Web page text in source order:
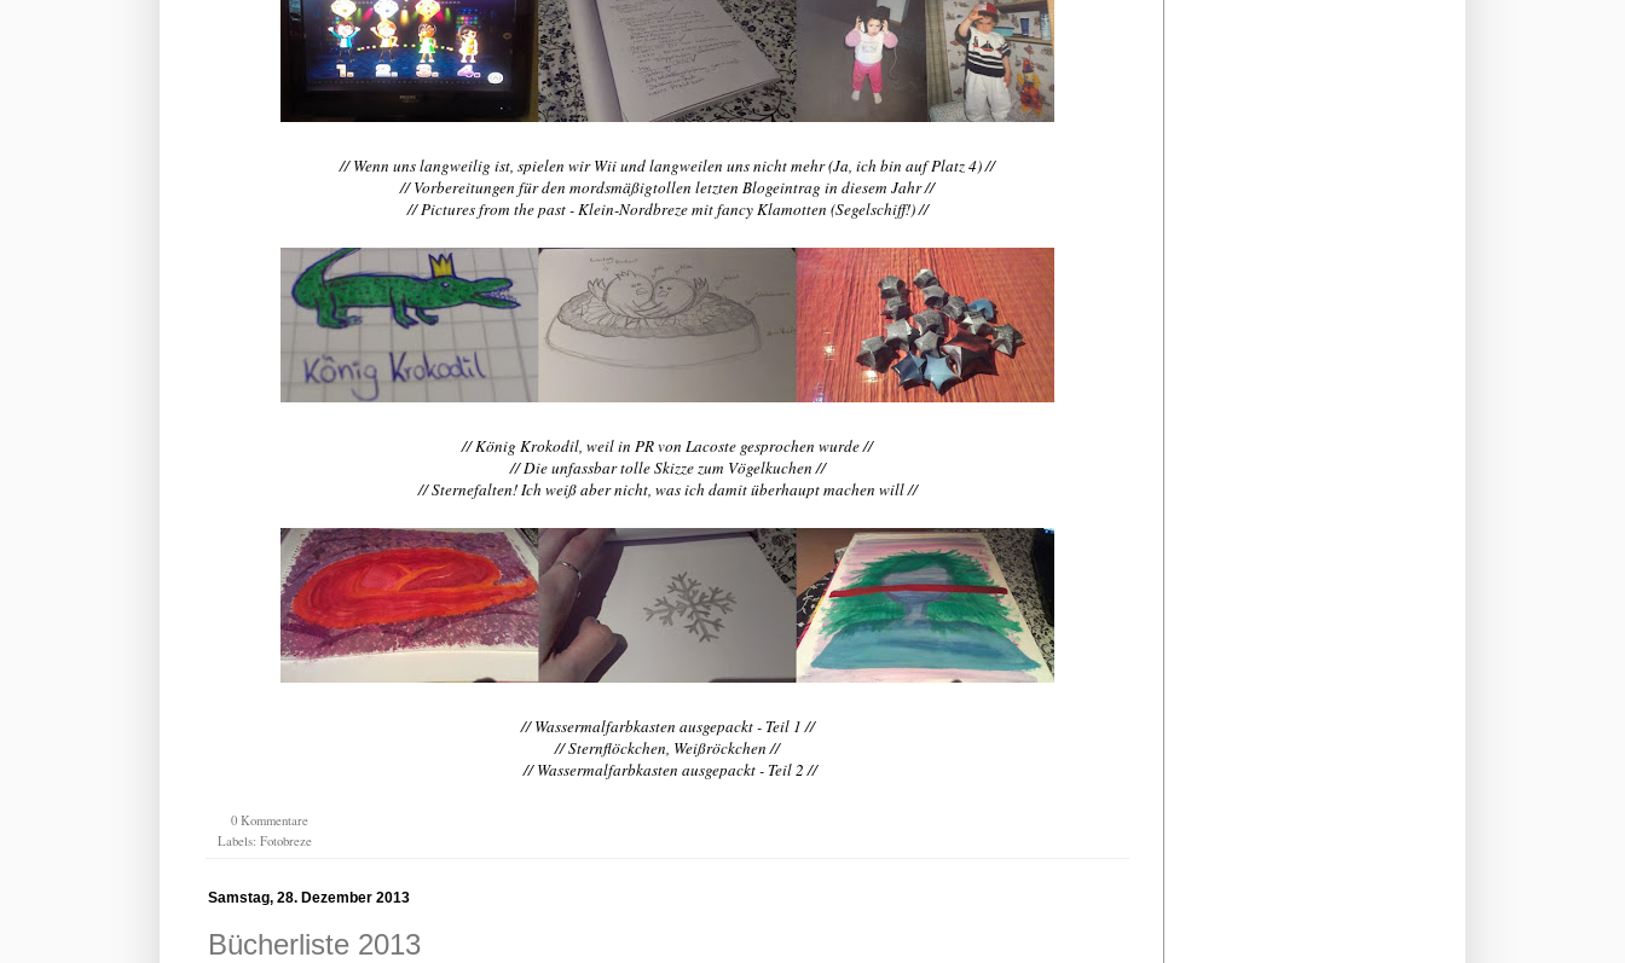
// Wenn uns langweilig ist, spielen wir Wii und langweilen uns nicht mehr (Ja, ich bin auf Platz 4) //
// Vorbereitungen für den mordsmäßigtollen letzten Blogeintrag in diesem Jahr //
// Pictures from the past - Klein-Nordbreze mit fancy Klamotten (Segelschiff!) //
// König Krokodil, weil in PR von Lacoste gesprochen wurde //
// Die unfassbar tolle Skizze zum Vögelkuchen //
// Sternefalten! Ich weiß aber nicht, was ich damit überhaupt machen will //
// Wassermalfarbkasten ausgepackt - Teil 1 //
// Sternflöckchen, Weißröckchen //
// Wassermalfarbkasten ausgepackt - Teil 2 //
0 Kommentare
Labels: Fotobreze
Samstag, 28. Dezember 2013
Bücherliste 2013